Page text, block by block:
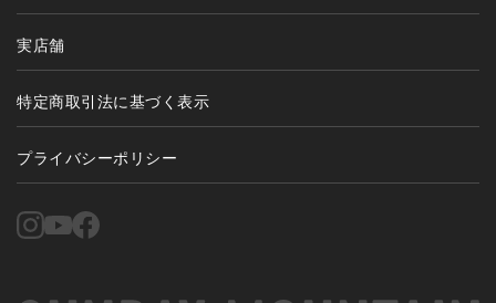
実店舗
特定商取引法に基づく表示
プライバシーポリシー